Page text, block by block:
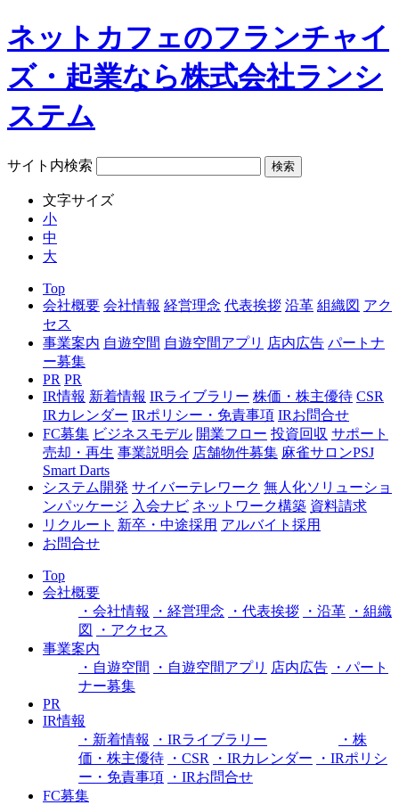
ネットカフェのフランチャイ
ズ・起業なら株式会社ランシ
ステム
サイト内検索
文字サイズ
小
中
大
Top
会社概要 会社情報 経営理念 代表挨拶 沿革 組織図 アク
セス
事業案内 自遊空間 自遊空間アプリ 店内広告 パートナ
ー募集
PR PR
IR情報 新着情報 IRライブラリー 株価・株主優待 CSR
IRカレンダー IRポリシー・免責事項 IRお問合せ
FC募集 ビジネスモデル 開業フロー 投資回収 サポート
売却・再生 事業説明会 店舗物件募集 麻雀サロンPSJ
Smart Darts
システム開発 サイバーテレワーク 無人化ソリューショ
ンパッケージ 入会ナビ ネットワーク構築 資料請求
リクルート 新卒・中途採用 アルバイト採用
お問合せ
Top
会社概要
・会社情報
・経営理念 ・代表挨拶 ・沿革
・組織
図
・アクセス
事業案内
・自遊空間
・自遊空間アプリ 店内広告
・パート
ナー募集
PR
IR情報
・新着情報
・IRライブラリー
・株
価・株主優待
・CSR ・IRカレンダー
・IRポリシ
ー・免責事項
・IRお問合せ
FC募集